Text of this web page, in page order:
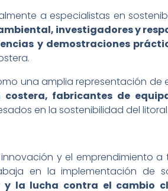
a especialistas en
investigadores y
y demostraciones
una amplia representación de
fabricantes de
en la sostenibilidad del litoral.
y el emprendimiento a
en la implementación de
la lucha contra el cambio